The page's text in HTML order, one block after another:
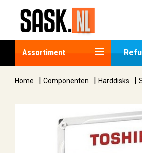
Assortiment
Home | Componenten | Harddisks |